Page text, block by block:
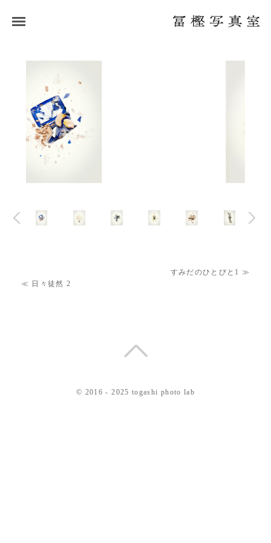
すみだのひとびと1 ≫
≪ 日々徒然 2
© 2016 - 2025 togashi photo lab